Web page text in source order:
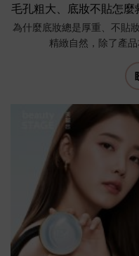
毛孔粗大、底妝不貼怎麼
為什麼底妝總是厚重、不貼
精緻自然，除了產品